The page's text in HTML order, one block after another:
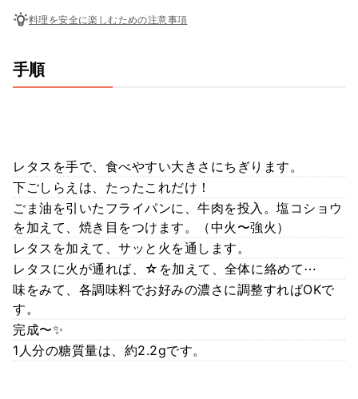
料理を安全に楽しむための注意事項
手順
レタスを手で、食べやすい大きさにちぎります。
下ごしらえは、たったこれだけ！
ごま油を引いたフライパンに、牛肉を投入。塩コショウ
を加えて、焼き目をつけます。（中火〜強火）
レタスを加えて、サッと火を通します。
レタスに火が通れば、☆を加えて、全体に絡めて⋯
味をみて、各調味料でお好みの濃さに調整すればOKで
す。
完成〜✨
1人分の糖質量は、約2.2gです。